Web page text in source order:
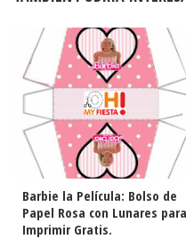
Barbie la Película: Bolso de
Papel Rosa con Lunares para
Imprimir Gratis.